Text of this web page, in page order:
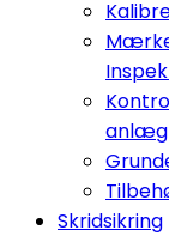
anlæg
Skridsikring